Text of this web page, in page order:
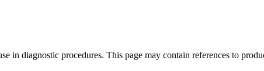
in diagnostic procedures. This page may contain references to